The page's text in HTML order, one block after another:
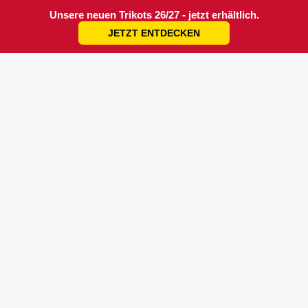
Unsere neuen Trikots 26/27 - jetzt erhältlich.
JETZT ENTDECKEN